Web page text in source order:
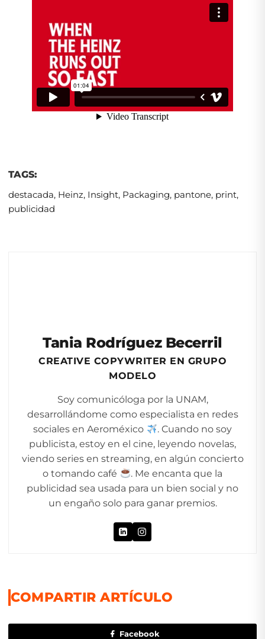
TAGS:
destacada, Heinz, Insight, Packaging, pantone, print,
publicidad
Tania Rodríguez Becerril
CREATIVE COPYWRITER EN GRUPO
MODELO
Soy comunicóloga por la UNAM,
desarrollándome como especialista en redes
sociales en Aeroméxico
. Cuando no soy
publicista, estoy en el cine, leyendo novelas,
viendo series en streaming, en algún concierto
o tomando café
. Me encanta que la
publicidad sea usada para un bien social y no
un engaño solo para ganar premios.
COMPARTIR ARTÍCULO
Facebook